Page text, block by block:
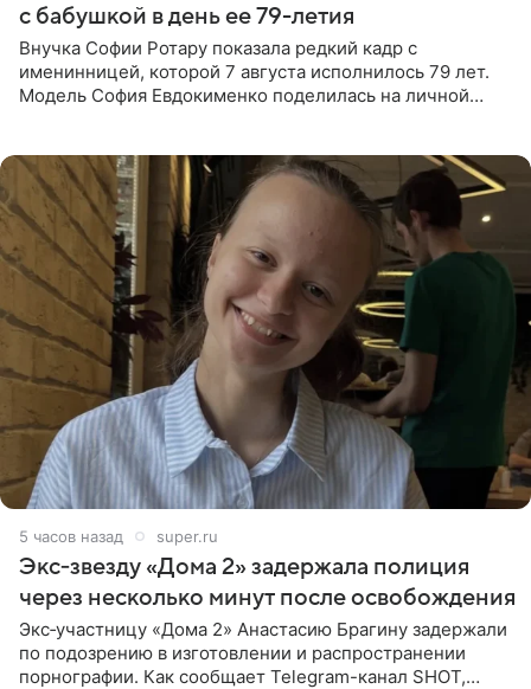
с бабушкой в день ее 79-летия
Внучка Софии Ротару показала редкий кадр с
именинницей, которой 7 августа исполнилось 79 лет.
Модель София Евдокименко поделилась на личной
5 часов назад super.ru
Экс‑звезду «Дома 2» задержала полиция
через несколько минут после освобождения
Экс‑участницу «Дома 2» Анастасию Брагину задержали
по подозрению в изготовлении и распространении
порнографии. Как сообщает Telegram-канал SHOT,